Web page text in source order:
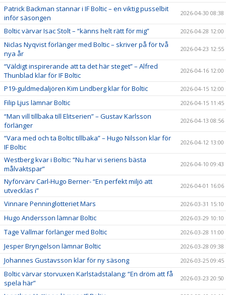
Patrick Backman stannar i IF Boltic – en viktig pusselbit
inför säsongen
2026-04-30 08:38
Boltic värvar Isac Stolt – “känns helt rätt för mig” 2026-04-28 12:00
Niclas Nyqvist förlänger med Boltic – skriver på för två
nya år
2026-04-23 12:55
“Väldigt inspirerande att ta det här steget” – Alfred
Thunblad klar för IF Boltic
2026-04-16 12:00
P19-guldmedaljören Kim Lindberg klar för Boltic 2026-04-15 12:00
Filip Ljus lämnar Boltic 2026-04-15 11:45
“Man vill tillbaka till Elitserien” – Gustav Karlsson
förlänger
2026-04-13 08:56
“Vara med och ta Boltic tillbaka” – Hugo Nilsson klar för
IF Boltic
2026-04-12 13:00
Westberg kvar i Boltic: “Nu har vi seriens bästa
målvaktspar”
2026-04-10 09:43
Nyförvärv Carl-Hugo Berner- “En perfekt miljö att
utvecklas i”
2026-04-01 16:06
Vinnare Penninglotteriet Mars 2026-03-31 15:10
Hugo Andersson lämnar Boltic 2026-03-29 10:10
Tage Vallmar förlänger med Boltic 2026-03-28 11:00
Jesper Bryngelson lämnar Boltic 2026-03-28 09:38
Johannes Gustavsson klar för ny säsong 2026-03-25 09:45
Boltic värvar storvuxen Karlstadstalang: “En dröm att få
spela här”
2026-03-23 20:50